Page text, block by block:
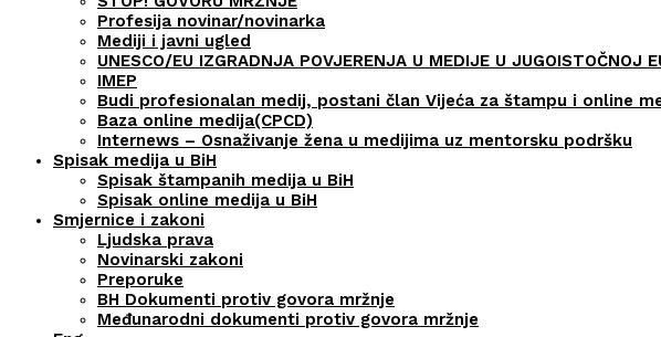
Profesija novinar/novinarka
Mediji i javni ugled
UNESCO/EU IZGRADNJA POVJERENJA U MEDIJE U JUGOISTOČNOJ
IMEP
Budi profesionalan medij, postani član Vijeća za štampu i online
Baza online medija(CPCD)
Internews – Osnaživanje žena u medijima uz mentorsku podršku
Spisak medija u BiH
Spisak štampanih medija u BiH
Spisak online medija u BiH
Smjernice i zakoni
Ljudska prava
Novinarski zakoni
Preporuke
BH Dokumenti protiv govora mržnje
Međunarodni dokumenti protiv govora mržnje